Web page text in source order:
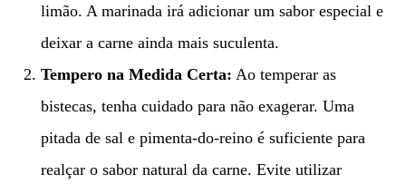
limão. A marinada irá adicionar um sabor especial e
deixar a carne ainda mais suculenta.
Tempero na Medida Certa: Ao temperar as
bistecas, tenha cuidado para não exagerar. Uma
pitada de sal e pimenta-do-reino é suficiente para
realçar o sabor natural da carne. Evite utilizar